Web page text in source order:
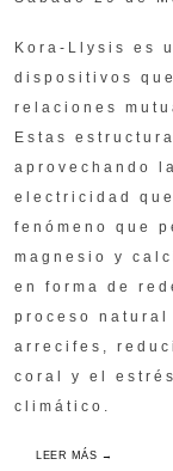
Kora-Llysis es
dispositivos
relaciones
Estas
aprovechando
electricidad
fenómeno que
magnesio y
en forma de
proceso
arrecifes,
coral y el
climático.
LEER MÁS →